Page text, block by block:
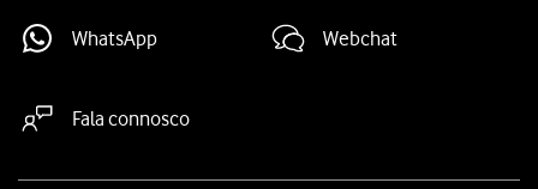
WhatsApp Webchat
Fala connosco